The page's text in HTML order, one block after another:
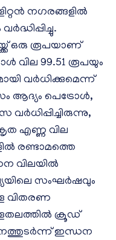
നഗരങ്ങളിൽ
ഒരു രൂപയാണ്
വില 99.51 രൂപയും
വർധിക്കുമെന്ന്
ആദ്യം പെട്രോള്‍,
എണ്ണ വില
രണ്ടാമത്തെ
വിലയില്‍
സംഘർഷവും
വിതരണ
ക്രൂഡ്
ഇന്ധന